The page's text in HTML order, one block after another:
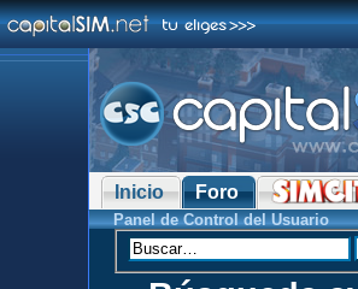
Inicio Foro
Panel de Control del Usuario